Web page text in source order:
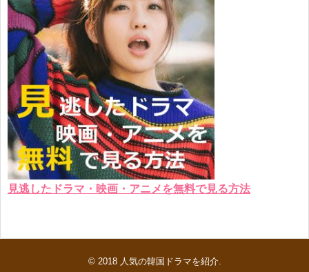
見逃したドラマ・映画・アニメを無料で見る方法
© 2018 人気の韓国ドラマを紹介.